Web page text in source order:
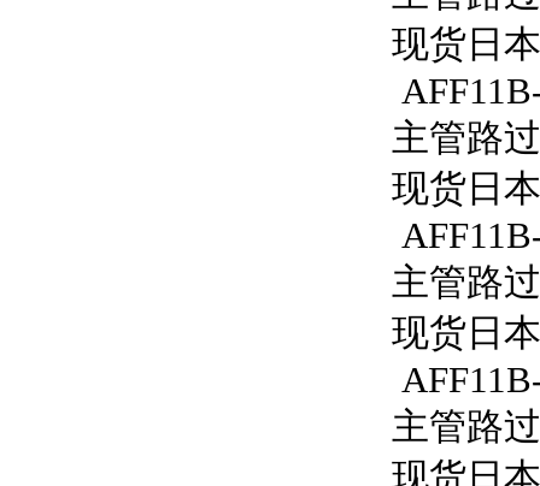
现货日
主管路
现货日
主管路
现货日
主管路
现货日